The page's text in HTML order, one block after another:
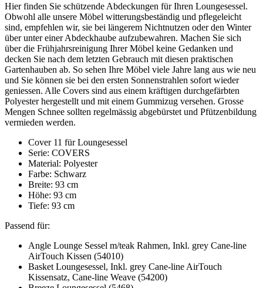
Hier finden Sie schützende Abdeckungen für Ihren Loungesessel.
Obwohl alle unsere Möbel witterungsbeständig und pflegeleicht
sind, empfehlen wir, sie bei längerem Nichtnutzen oder den Winter
über unter einer Abdeckhaube aufzubewahren. Machen Sie sich
über die Frühjahrsreinigung Ihrer Möbel keine Gedanken und
decken Sie nach dem letzten Gebrauch mit diesen praktischen
Gartenhauben ab. So sehen Ihre Möbel viele Jahre lang aus wie neu
und Sie können sie bei den ersten Sonnenstrahlen sofort wieder
geniessen. Alle Covers sind aus einem kräftigen durchgefärbten
Polyester hergestellt und mit einem Gummizug versehen. Grosse
Mengen Schnee sollten regelmässig abgebürstet und Pfützenbildung
vermieden werden.
Cover 11 für Loungesessel
Serie: COVERS
Material: Polyester
Farbe: Schwarz
Breite: 93 cm
Höhe: 93 cm
Tiefe: 93 cm
Passend für:
Angle Lounge Sessel m/teak Rahmen, Inkl. grey Cane-line
AirTouch Kissen (54010)
Basket Loungesessel, Inkl. grey Cane-line AirTouch
Kissensatz, Cane-line Weave (54200)